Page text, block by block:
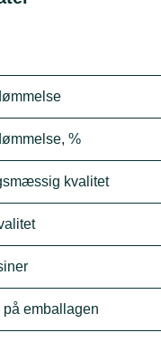
%
kvalitet
på emballagen